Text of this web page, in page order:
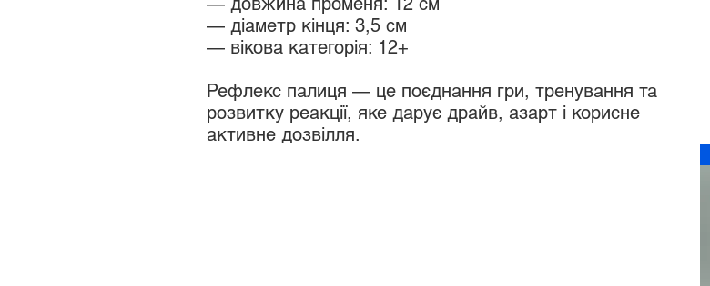
— діаметр кінця: 3,5 см
— вікова категорія: 12+
Рефлекс палиця — це поєднання гри, тренування та
розвитку реакції, яке дарує драйв, азарт і корисне
активне дозвілля.